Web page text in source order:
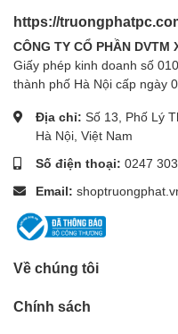
https://
CÔNG TY CỔ PHẦN
Giấy phép kinh doanh số
thành phố Hà Nội cấp ngày
Địa chỉ: Số 13, Phố Lý
Hà Nội, Việt Nam
Số điện thoại: 0247
Email:
Về chúng tôi
Chính sách